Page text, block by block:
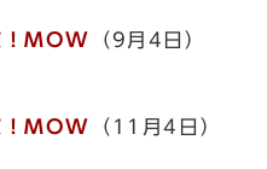
！MOW
（9月4日）
！MOW
（11月4日）